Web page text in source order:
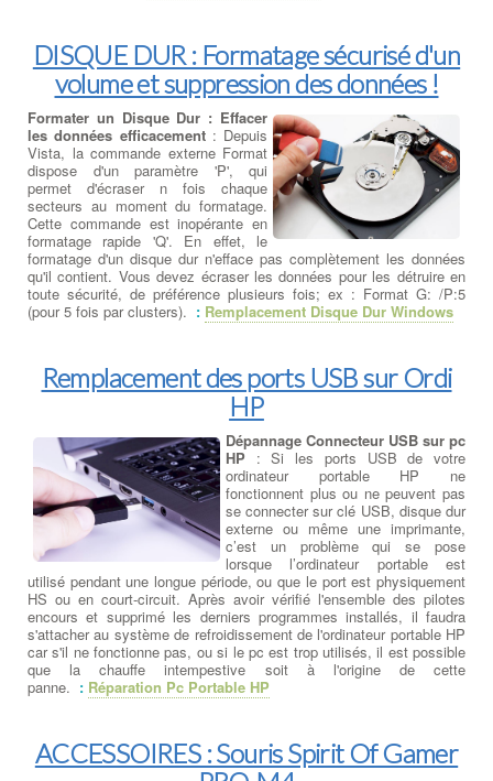
DISQUE DUR : Formatage sécurisé d'un
volume et suppression des données !
Formater un Disque Dur : Effacer
les données efficacement: Depuis
Vista, la commande externe Format
dispose d'un paramètre 'P', qui
permet d'écraser n fois chaque
secteurs au moment du formatage.
Cette commande est inopérante en
formatage rapide 'Q'. En effet, le
formatage d'un disque dur n'efface pas complètement les données
qu'il contient. Vous devez écraser les données pour les détruire en
toute sécurité, de préférence plusieurs fois; ex : Format G: /P:5
(pour 5 fois par clusters). : Remplacement Disque Dur Windows
Remplacement des ports USB sur Ordi
HP
Dépannage Connecteur USB sur pc
HP : Si les ports USB de votre
ordinateur portable HP ne
fonctionnent plus ou ne peuvent pas
se connecter sur clé USB, disque dur
externe ou même une imprimante,
c’est un problème qui se pose
lorsque l’ordinateur portable est
utilisé pendant une longue période, ou que le port est physiquement
HS ou en court-circuit. Après avoir vérifié l'ensemble des pilotes
encours et supprimé les derniers programmes installés, il faudra
s'attacher au système de refroidissement de l'ordinateur portable HP
car s'il ne fonctionne pas, ou si le pc est trop utilisés, il est possible
que la chauffe intempestive soit à l'origine de cette
panne. : Réparation Pc Portable HP
ACCESSOIRES : Souris Spirit Of Gamer